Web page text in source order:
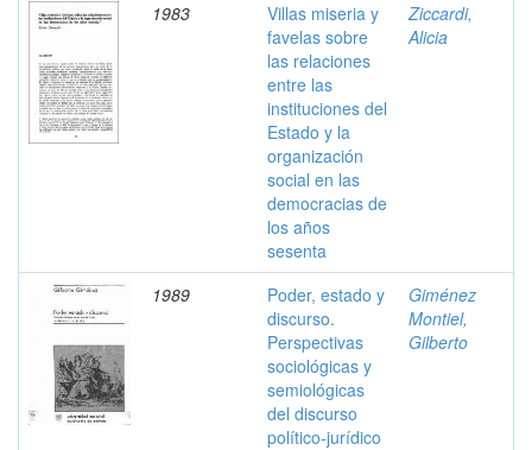
1983
Villas miseria y
favelas sobre
las relaciones
entre las
instituciones del
Estado y la
organización
social en las
democracias de
los años
sesenta
Ziccardi,
Alicia
1989
Poder, estado y
discurso.
Perspectivas
sociológicas y
semiológicas
del discurso
político-jurídico
Giménez
Montiel,
Gilberto